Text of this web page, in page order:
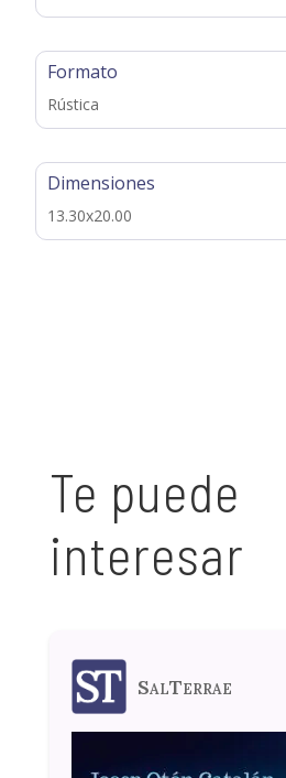
Formato
Rústica
Dimensiones
13.30x20.00
Te puede
interesar
SalTerrae